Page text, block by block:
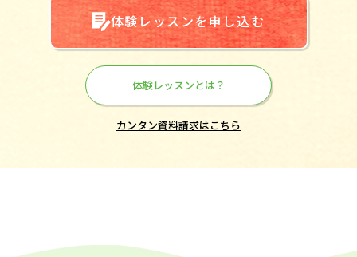
体験レッスンを申し込む
体験レッスンとは？
カンタン資料請求はこちら